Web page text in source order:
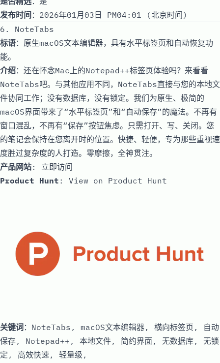
发布时间 ：2026年01月03日 PM04:01 (北京时间)
6. NoteTabs
标语：原生macOS文本编辑器，具有水平标签页和自动恢复功
能。
介绍：还在怀念Mac上的Notepad++标签页体验吗？来看看
NoteTabs吧。与其他应用不同，NoteTabs直接与您的本地文
件协同工作；没有数据库，没有锁定。我们为原生、极简的
macOS界面带来了“水平标签页”和“自动保存”的魔法。不再有
窗口混乱，不再有“保存”按钮焦虑。只需打开、写、关闭。您
的笔记会保持在您离开时的位置。快捷、轻便，专为那些重视速
度胜过复杂度的人打造。零摩擦，全神贯注。
产品网站: 立即访问
Product Hunt : View on Product Hunt
关键词 ：NoteTabs, macOS文本编辑器, 横向标签页, 自动
保存, Notepad++, 本地文件, 简约界面, 无数据库, 无锁
定, 高效快速, 轻量级,